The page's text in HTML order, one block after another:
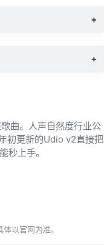
+
+
曲。人声自然度行业公
初更新的Udio v2直接把
秒上手。
以官网为准。